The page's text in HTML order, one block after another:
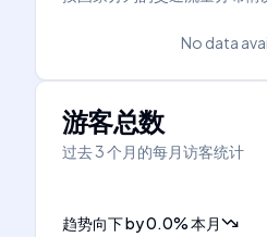
No data
游客总数
过去 3 个月的每月访客统计
趋势向下by0.0%本月